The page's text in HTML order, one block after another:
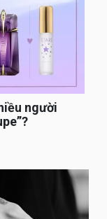
người